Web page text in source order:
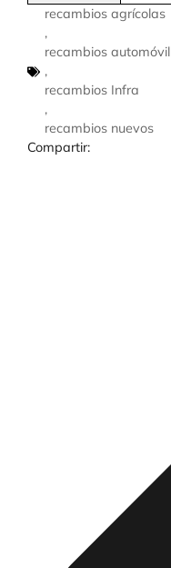
recambios agrícolas
,
recambios automóvil
,
recambios Infra
,
recambios nuevos
Compartir: